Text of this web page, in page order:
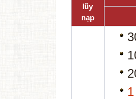
lũy
nạp